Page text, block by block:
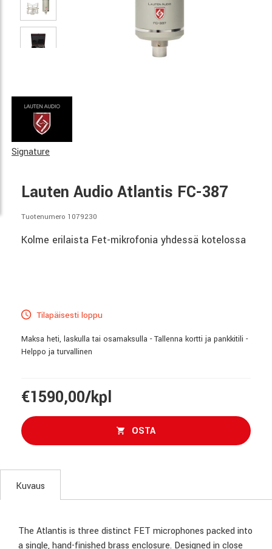
Signature
Lauten Audio Atlantis FC-387
Tuotenumero 1079230
Kolme erilaista Fet-mikrofonia yhdessä kotelossa
Tilapäisesti loppu
Maksa heti, laskulla tai osamaksulla - Tallenna kortti ja pankkitili -
Helppo ja turvallinen
€1590,00/kpl
OSTA
Kuvaus
The Atlantis is three distinct FET microphones packed into
a single, hand-finished brass enclosure. Designed in close